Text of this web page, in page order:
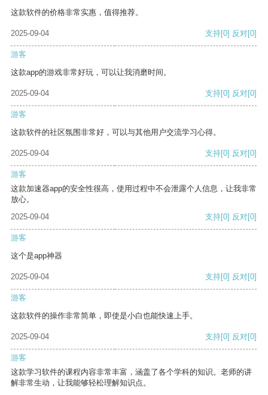
这款软件的价格非常实惠，值得推荐。
2025-09-04 支持[0] 反对[0]
游客
这款app的游戏非常好玩，可以让我消磨时间。
2025-09-04 支持[0] 反对[0]
游客
这款软件的社区氛围非常好，可以与其他用户交流学习心得。
2025-09-04 支持[0] 反对[0]
游客
这款加速器app的安全性很高，使用过程中不会泄露个人信息，让我非常
放心。
2025-09-04
支持[0] 反对[0]
游客
这个是app神器
2025-09-04 支持[0] 反对[0]
游客
这款软件的操作非常简单，即使是小白也能快速上手。
2025-09-04 支持[0] 反对[0]
游客
这款学习软件的课程内容非常丰富，涵盖了各个学科的知识。老师的讲
解非常生动，让我能够轻松理解知识点。